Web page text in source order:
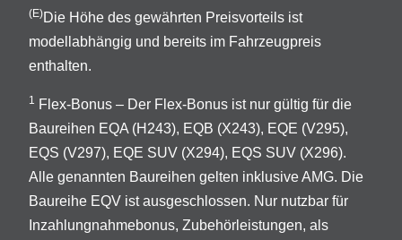
(E)Die Höhe des gewährten Preisvorteils ist
modellabhängig und bereits im Fahrzeugpreis
enthalten.
1
Flex-Bonus – Der Flex-Bonus ist nur gültig für die
Baureihen EQA (H243), EQB (X243), EQE (V295),
EQS (V297), EQE SUV (X294), EQS SUV (X296).
Alle genannten Baureihen gelten inklusive AMG. Die
Baureihe EQV ist ausgeschlossen. Nur nutzbar für
Inzahlungnahmebonus, Zubehörleistungen, als